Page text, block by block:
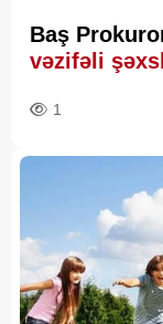
Baş
vəzifəli
1